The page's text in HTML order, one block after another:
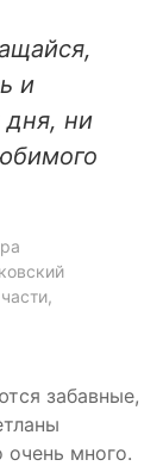
и
дня, ни
забавные,
много.